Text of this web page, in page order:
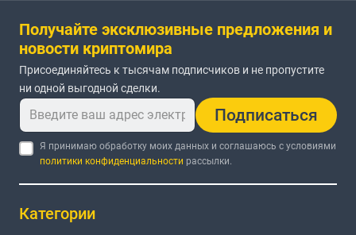
Получайте эксклюзивные предложения и
новости криптомира
Присоединяйтесь к тысячам подписчиков и не пропустите
ни одной выгодной сделки.
Подписаться
Я принимаю обработку моих данных и соглашаюсь с условиями
политики конфиденциальности рассылки.
Категории